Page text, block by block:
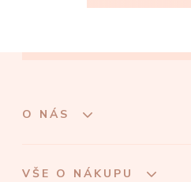
O NÁS
VŠE O NÁKUPU